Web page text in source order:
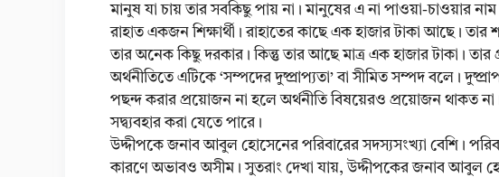
মানুষ যা চায় তার সবকিছু পায় না। মানুষের এ না পাওয়া-চাওয়ার
রাহাত একজন শিক্ষার্থী। রাহাতের কাছে এক হাজার টাকা আছে। তার
তার অনেক কিছু দরকার। কিন্তু তার আছে মাত্র এক হাজার টাকা।
অর্থনীতিতে এটিকে ‘সম্পদের দুষ্প্রাপ্যতা’ বা সীমিত সম্পদ বলে।
পছন্দ করার প্রয়োজন না হলে অর্থনীতি বিষয়েরও প্রয়োজন থাকত
সদ্ব্যবহার করা যেতে পারে।
উদ্দীপকে জনাব আবুল হোসেনের পরিবারের সদস্যসংখ্যা বেশি।
কারণে অভাবও অসীম। সুতরাং দেখা যায়, উদ্দীপকের জনাব আবুল